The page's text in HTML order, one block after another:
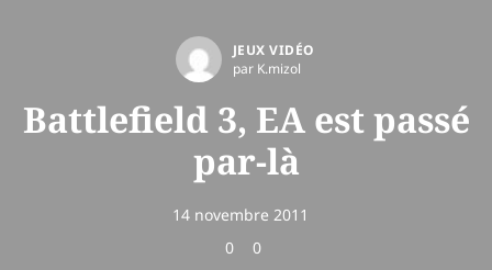
JEUX VIDÉO
par K.mizol
Battlefield 3, EA est passé
par-là
14 novembre 2011
0
0